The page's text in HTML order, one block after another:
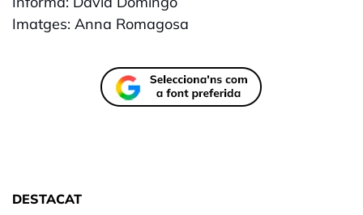
Imatges: Anna Romagosa
DESTACAT